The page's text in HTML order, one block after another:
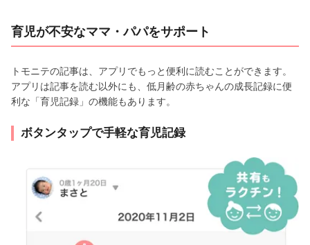
育児が不安なママ・パパをサポート
トモニテの記事は、アプリでもっと便利に読むことができます。
アプリは記事を読む以外にも、低月齢の赤ちゃんの成長記録に便
利な「育児記録」の機能もあります。
ボタンタップで手軽な育児記録